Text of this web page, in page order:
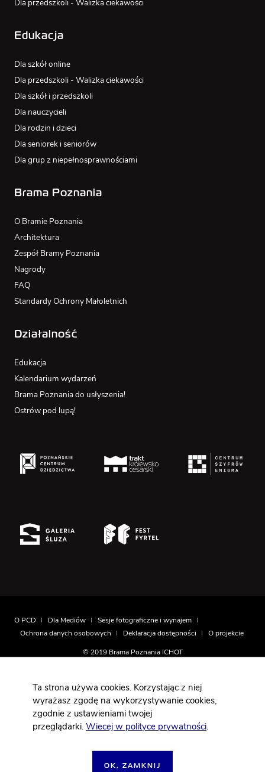
Dla przedszkoli - Walizka ciekawości
Edukacja
Dla szkół online
Dla przedszkoli - Walizka ciekawości
Dla szkół i przedszkoli
Dla nauczycieli
Dla rodzin i dzieci
Dla seniorek i seniorów
Dla grup z niepełnosprawnościami
Brama Poznania
O Bramie Poznania
Architektura
Zespół Bramy Poznania
Nagrody
FAQ
Standardy Ochrony Małoletnich
Działalność
Edukacja
Kalendarium wydarzeń
Brama Poznania do usłyszenia!
Ostrów pod lupą!
© 2019 Brama Poznania ICHOT
O PCD Dla Mediów
Sesje fotograficzne i wynajem
Ochrona danych osobowych
Deklaracja dostępności O projekcie
Projekt współfinansowany jest ze środków Europejskiego
Funduszu Rozwoju Regionalnego w ramach działania 6.4
Ta strona używa cookies. Korzystając z niej
wyrażasz zgodę na wykorzystywanie cookies,
zgodnie z ustawieniami twojej
przeglądarki. Wiecej w polityce prywatności.
OK, ZAMKNIJ